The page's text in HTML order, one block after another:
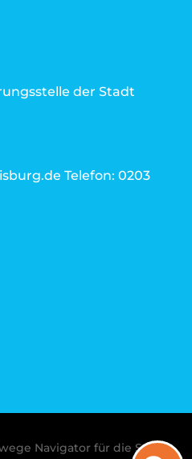
der Stadt
Telefon: 0203
Navigator für die Stadt